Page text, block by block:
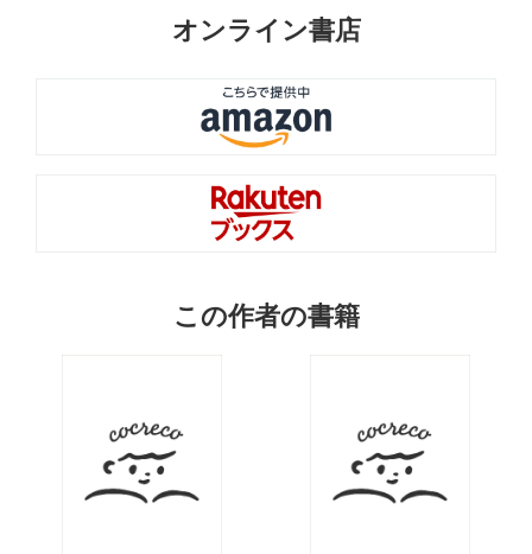
オンライン書店
この作者の書籍